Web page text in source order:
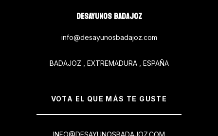
DESAYUNOS BADAJOZ
info@desayunosbadajoz.com
BADAJOZ , EXTREMADURA , ESPAÑA
VOTA EL QUE MÁS TE GUSTE
INFO@DESAYUNOSBADAJOZ.COM